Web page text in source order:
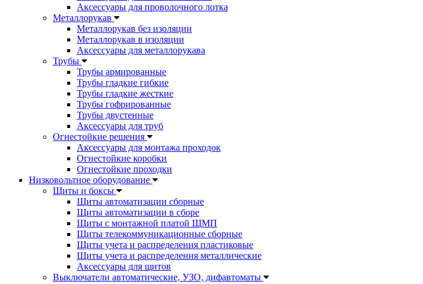
Аксессуары для проволочного лотка
Металлорукав
Металлорукав без изоляции
Металлорукав в изоляции
Аксессуары для металлорукава
Трубы
Трубы армированные
Трубы гладкие гибкие
Трубы гладкие жесткие
Трубы гофрированные
Трубы двустенные
Аксессуары для труб
Огнестойкие решения
Аксессуары для монтажа проходок
Огнестойкие коробки
Огнестойкие проходки
Низковольтное оборудование
Щиты и боксы
Щиты автоматизации сборные
Щиты автоматизации в сборе
Щиты с монтажной платой ЩМП
Щиты телекоммуникационные сборные
Щиты учета и распределения пластиковые
Щиты учета и распределения металлические
Аксессуары для щитов
Выключатели автоматические, УЗО, дифавтоматы